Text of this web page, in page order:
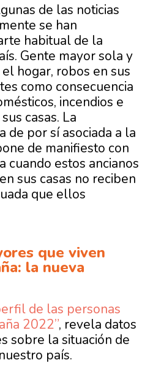
de las noticias
se han
habitual de la
Gente mayor sola y
hogar, robos en sus
como consecuencia
incendios e
casas. La
de por sí asociada a la
de manifiesto con
cuando estos ancianos
sus casas no reciben
que ellos
que viven
la nueva
de las personas
2022”, revela datos
sobre la situación de
país.